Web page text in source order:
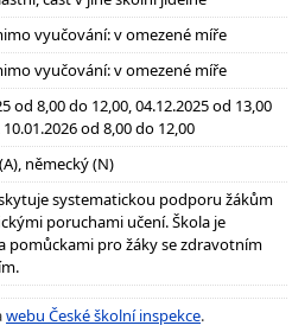
vyučování: v omezené míře
vyučování: v omezené míře
od 8,00 do 12,00, 04.12.2025 od 13,00
od 8,00 do 12,00
německý (N)
systematickou podporu žákům
poruchami učení. Škola je
pomůckami pro žáky se zdravotním
webu České školní inspekce.